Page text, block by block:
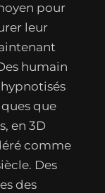
pour
leur
humain
que
en 3D
comme
Des
des